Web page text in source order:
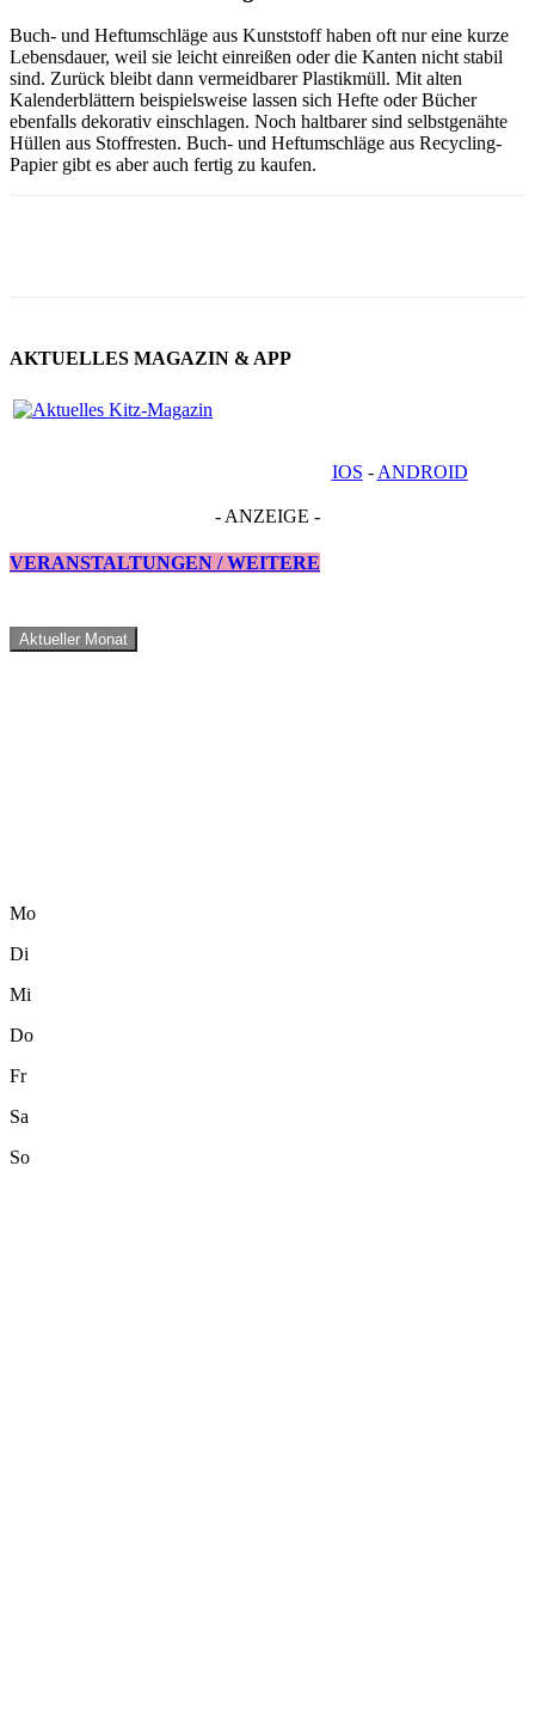
Buch- und Heftumschläge aus Kunststoff haben oft nur eine kurze
Lebensdauer, weil sie leicht einreißen oder die Kanten nicht stabil
sind. Zurück bleibt dann vermeidbarer Plastikmüll. Mit alten
Kalenderblättern beispielsweise lassen sich Hefte oder Bücher
ebenfalls dekorativ einschlagen. Noch haltbarer sind selbstgenähte
Hüllen aus Stoffresten. Buch- und Heftumschläge aus Recycling-
Papier gibt es aber auch fertig zu kaufen.
AKTUELLES MAGAZIN & APP
IOS - ANDROID
- ANZEIGE -
VERANSTALTUNGEN / WEITERE
Aktueller Monat
Mo
Di
Mi
Do
Fr
Sa
So